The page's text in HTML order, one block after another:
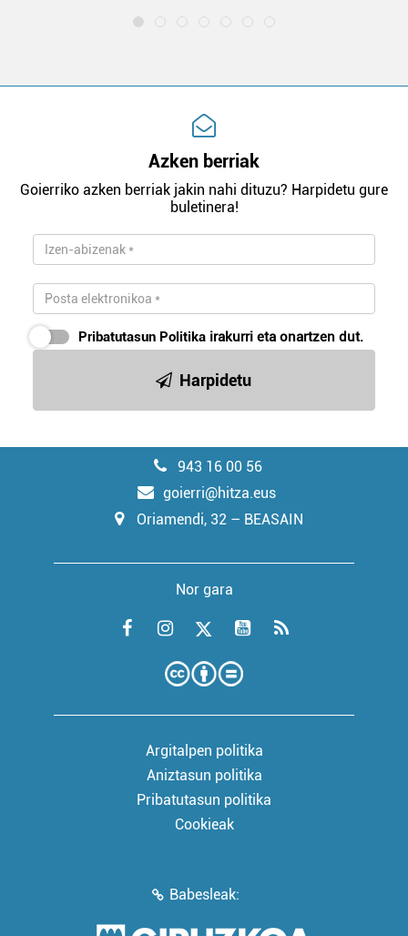
Azken berriak
Goierriko azken berriak jakin nahi dituzu? Harpidetu gure
buletinera!
Pribatutasun Politika irakurri eta onartzen dut.
Harpidetu
943 16 00 56
goierri@hitza.eus
Oriamendi, 32 – BEASAIN
Nor gara
Argitalpen politika
Aniztasun politika
Pribatutasun politika
Cookieak
Babesleak: